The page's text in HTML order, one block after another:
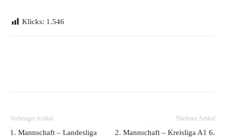
Klicks: 1.546
Vorheriger Artikel
1. Mannschaft – Landesliga
Nächster Artikel
2. Mannschaft – Kreisliga A1 6.